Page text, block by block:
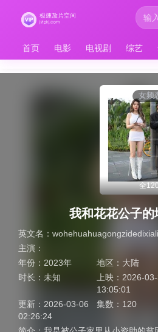
首页 电影 电视剧 综艺
女频
全
我和花花公子的
英文名：
主演：
年份： 2023年 地区： 大陆
时长： 未知 上映： 2026-
13:05:01
更新： 2026-03-06
02:26:24
集数： 120